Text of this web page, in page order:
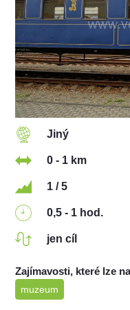
Jiný
0 - 1 km
1 / 5
0,5 - 1 hod.
jen cíl
Zajímavosti, které lze
muzeum